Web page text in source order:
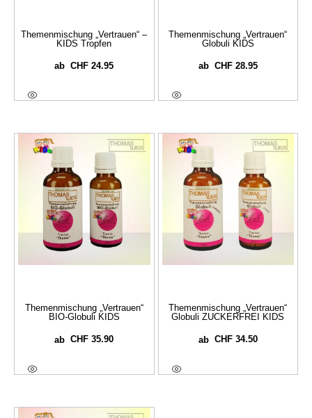
Themenmischung „Vertrauen“ –
KIDS Tropfen
abCHF 24.95
Themenmischung „Vertrauen“
Globuli KIDS
ab CHF28.95
Themenmischung „Vertrauen“
BIO-Globuli KIDS
abCHF 35.90
Themenmischung „Vertrauen“
Globuli ZUCKERFREI KIDS
ab CHF34.50